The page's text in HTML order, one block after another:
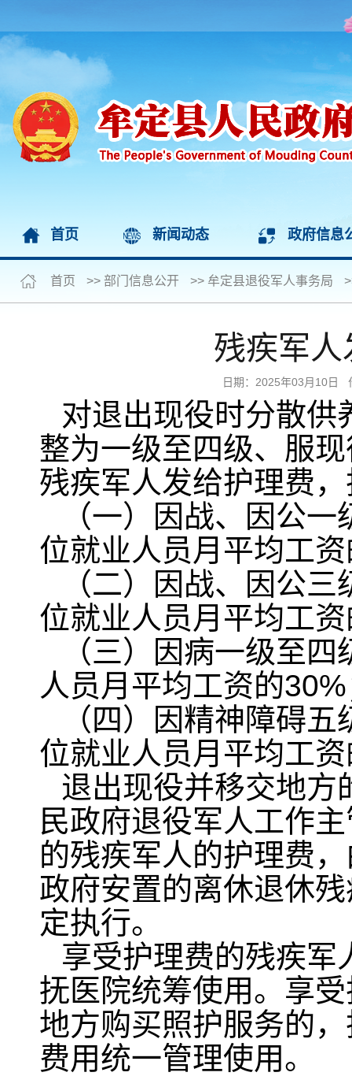
首页 新闻动态 政府信息
首页 >> 部门信息公开 >> 牟定县退役军人事务局
残疾军
日期：2025年03月10日
对退出现役时分散供
整为一级至四级、服
残疾军人发给护理费
（一）因战、因公
位就业人员月平均工
（二）因战、因公
位就业人员月平均工
（三）因病一级至
人员月平均工资的
（四）因精神障碍
位就业人员月平均工
退出现役并移交地方
民政府退役军人工作
的残疾军人的护理费
政府安置的离休退休
定执行。
享受护理费的残疾军
抚医院统筹使用。享
地方购买照护服务的
费用统一管理使用。